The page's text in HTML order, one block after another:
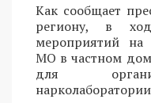
Как сообщает
региону, в
мероприятий на
МО в частном
для